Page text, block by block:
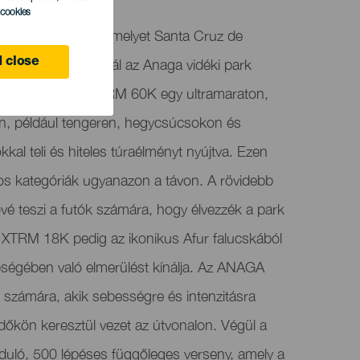
close
futóverseny, amelyet Santa Cruz de
módokat kínál az Anaga vidéki park
az ANAGA XTRM 60K egy ultramaraton,
például tengeren, hegycsúcsokon és
teli és hiteles túraélményt nyújtva. Ezen
kategóriák ugyanazon a távon. A rövidebb
teszi a futók számára, hogy élvezzék a park
18K pedig az ikonikus Afur falucskából
való elmerülést kínálja. Az ANAGA
akik sebességre és intenzitásra
keresztül vezet az útvonalon. Végül a
500 lépéses függőleges verseny, amely a